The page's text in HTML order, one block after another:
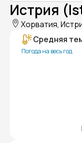
Истрия
Хорватия,
Средняя
Погода на весь год